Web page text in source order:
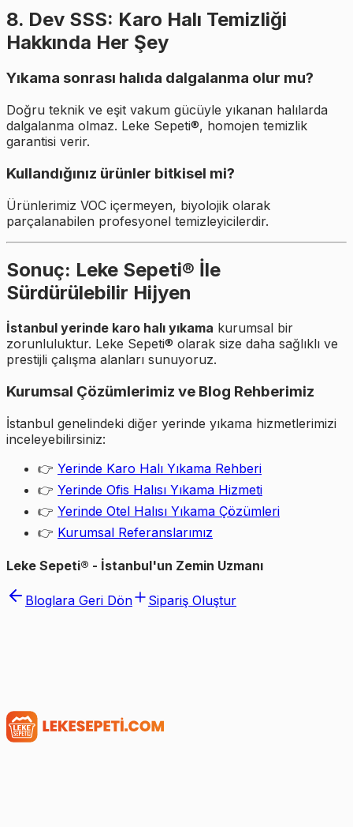
8. Dev SSS: Karo Halı Temizliği
Hakkında Her Şey
Yıkama sonrası halıda dalgalanma olur mu?
Doğru teknik ve eşit vakum gücüyle yıkanan halılarda
dalgalanma olmaz. Leke Sepeti®, homojen temizlik
garantisi verir.
Kullandığınız ürünler bitkisel mi?
Ürünlerimiz VOC içermeyen, biyolojik olarak
parçalanabilen profesyonel temizleyicilerdir.
Sonuç: Leke Sepeti® İle
Sürdürülebilir Hijyen
İstanbul yerinde karo halı yıkama kurumsal bir
zorunluluktur. Leke Sepeti® olarak size daha sağlıklı ve
prestijli çalışma alanları sunuyoruz.
Kurumsal Çözümlerimiz ve Blog Rehberimiz
İstanbul genelindeki diğer yerinde yıkama hizmetlerimizi
inceleyebilirsiniz:
👉 Yerinde Karo Halı Yıkama Rehberi
👉 Yerinde Ofis Halısı Yıkama Hizmeti
👉 Yerinde Otel Halısı Yıkama Çözümleri
👉 Kurumsal Referanslarımız
Leke Sepeti® - İstanbul'un Zemin Uzmanı
Bloglara Geri Dön Sipariş Oluştur